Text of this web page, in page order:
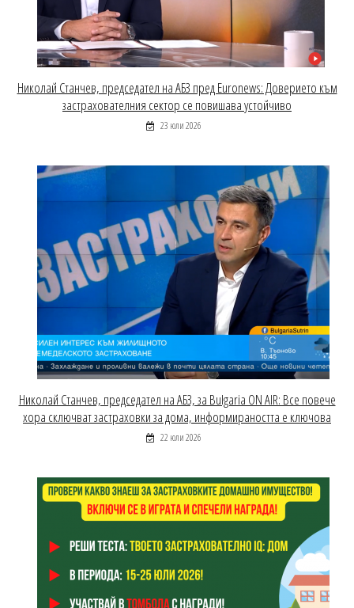
Николай Станчев, председател на АБЗ пред Euronews: Доверието към
застрахователния сектор се повишава устойчиво
23 юли 2026
Николай Станчев, председател на АБЗ, за Bulgaria ON AIR: Все повече
хора сключват застраховки за дома, информираността е ключова
22 юли 2026